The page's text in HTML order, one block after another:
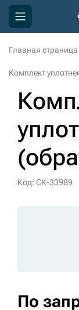
Главная страница
Комплект
Код: СК-33989
По
Компания
Доставка и
Информация
Контакты
3D тур по